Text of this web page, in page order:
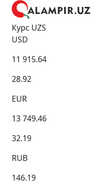
Курс UZS
USD
11 915.64
28.92
EUR
13 749.46
32.19
RUB
146.19